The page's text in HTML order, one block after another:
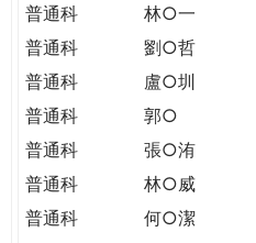
普通科
林○一
普通科
劉○哲
普通科
盧○圳
普通科
郭○
普通科
張○洧
普通科
林○威
普通科
何○潔